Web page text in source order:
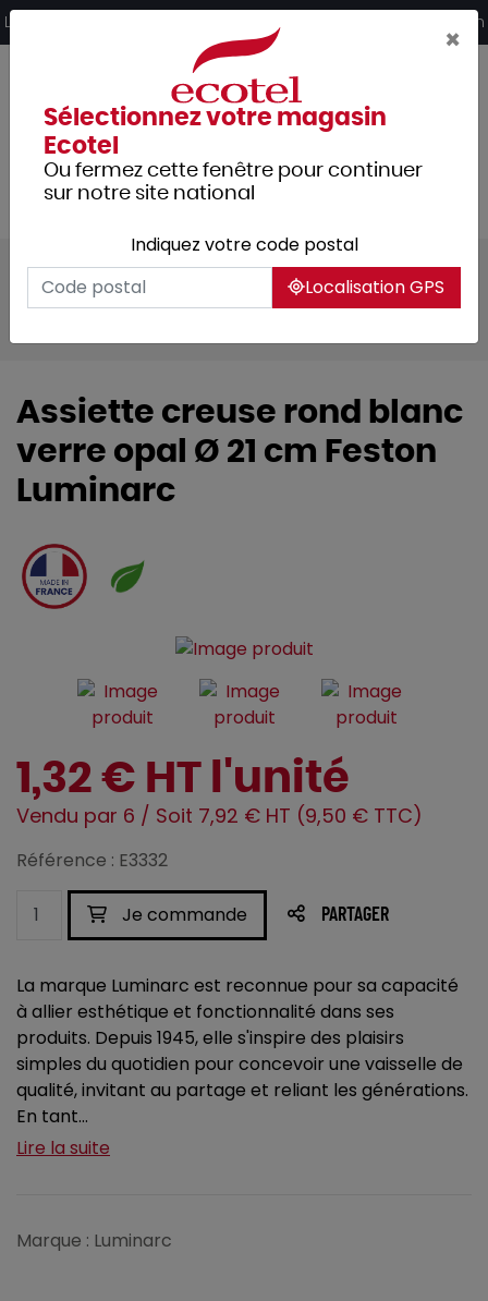
Livraison offerte dès 249€ HT d’achat et retrait 2h en magasin
Tous les produits
Arts de la table
Vaisselle
Assiettes & services
Assiette creuse rond blanc
verre opal Ø 21 cm Feston
Luminarc
1,32 € HT l'unité
Vendu par 6 / Soit 7,92 € HT (9,50 € TTC)
Référence : E3332
Je commande PARTAGER
La marque Luminarc est reconnue pour sa capacité
à allier esthétique et fonctionnalité dans ses
produits. Depuis 1945, elle s'inspire des plaisirs
simples du quotidien pour concevoir une vaisselle de
qualité, invitant au partage et reliant les générations.
En tant...
Lire la suite
Marque : Luminarc
×
Sélectionnez votre magasin
Ecotel
Ou fermez cette fenêtre pour continuer
sur notre site national
Indiquez votre code postal
Localisation GPS
Panneau de gestion des cookies